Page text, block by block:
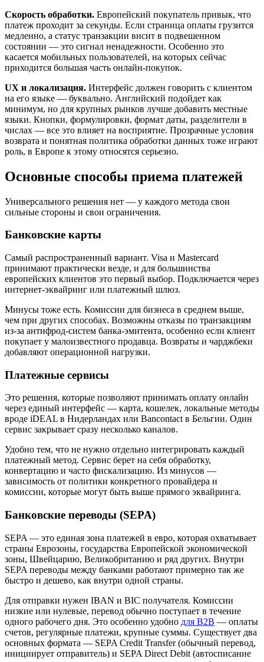
Скорость обработки. Европейский покупатель привык, что
платеж проходит за секунды. Если страница оплаты грузится
медленно, а статус транзакции висит в подвешенном
состоянии — это сигнал ненадежности. Особенно это
касается мобильных пользователей, на которых сейчас
приходится большая часть онлайн-покупок.
UX и локализация. Интерфейс должен говорить с клиентом
на его языке — буквально. Английский подойдет как
минимум, но для крупных рынков лучше добавить местные
языки. Кнопки, формулировки, формат даты, разделители в
числах — все это влияет на восприятие. Прозрачные условия
возврата и понятная политика обработки данных тоже играют
роль, в Европе к этому относятся серьезно.
Основные способы приема платежей
Универсального решения нет — у каждого метода свои
сильные стороны и свои ограничения.
Банковские карты
Самый распространенный вариант. Visa и Mastercard
принимают практически везде, и для большинства
европейских клиентов это первый выбор. Подключается через
интернет-эквайринг или платежный шлюз.
Минусы тоже есть. Комиссии для бизнеса в среднем выше,
чем при других способах. Возможны отказы по транзакциям
из-за антифрод-систем банка-эмитента, особенно если клиент
покупает у малоизвестного продавца. Возвраты и чарджбеки
добавляют операционной нагрузки.
Платежные сервисы
Это решения, которые позволяют принимать оплату онлайн
через единый интерфейс — карта, кошелек, локальные методы
вроде iDEAL в Нидерландах или Bancontact в Бельгии. Один
сервис закрывает сразу несколько каналов.
Удобно тем, что не нужно отдельно интегрировать каждый
платежный метод. Сервис берет на себя обработку,
конвертацию и часто фискализацию. Из минусов —
зависимость от политики конкретного провайдера и
комиссии, которые могут быть выше прямого эквайринга.
Банковские переводы (SEPA)
SEPA — это единая зона платежей в евро, которая охватывает
страны Еврозоны, государства Европейской экономической
зоны, Швейцарию, Великобританию и ряд других. Внутри
SEPA переводы между банками работают примерно так же
быстро и дешево, как внутри одной страны.
Для отправки нужен IBAN и BIC получателя. Комиссии
низкие или нулевые, перевод обычно поступает в течение
одного рабочего дня. Это особенно удобно для B2B — оплаты
счетов, регулярные платежи, крупные суммы. Существует два
основных формата — SEPA Credit Transfer (обычный перевод,
инициирует отправитель) и SEPA Direct Debit (автосписание